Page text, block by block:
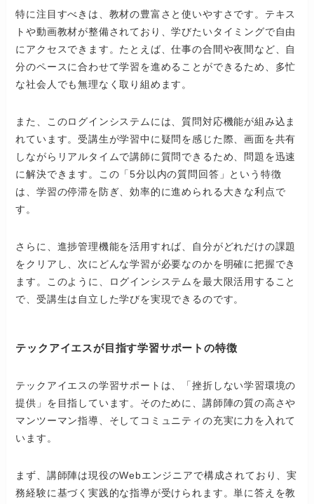
特に注目すべきは、教材の豊富さと使いやすさです。テキス
トや動画教材が整備されており、学びたいタイミングで自由
にアクセスできます。たとえば、仕事の合間や夜間など、自
分のペースに合わせて学習を進めることができるため、多忙
な社会人でも無理なく取り組めます。
また、このログインシステムには、質問対応機能が組み込ま
れています。受講生が学習中に疑問を感じた際、画面を共有
しながらリアルタイムで講師に質問できるため、問題を迅速
に解決できます。この「5分以内の質問回答」という特徴
は、学習の停滞を防ぎ、効率的に進められる大きな利点で
す。
さらに、進捗管理機能を活用すれば、自分がどれだけの課題
をクリアし、次にどんな学習が必要なのかを明確に把握でき
ます。このように、ログインシステムを最大限活用すること
で、受講生は自立した学びを実現できるのです。
テックアイエスが目指す学習サポートの特徴
テックアイエスの学習サポートは、「挫折しない学習環境の
提供」を目指しています。そのために、講師陣の質の高さや
マンツーマン指導、そしてコミュニティの充実に力を入れて
います。
まず、講師陣は現役のWebエンジニアで構成されており、実
務経験に基づく実践的な指導が受けられます。単に答えを教